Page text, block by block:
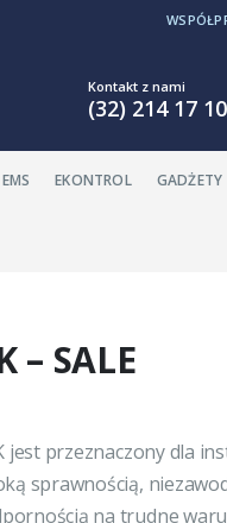
Kontakt z nami
(32) 214 17
EKONTROL GADŻETY
– SALE
jest przeznaczony dla
sprawnością,
na trudne